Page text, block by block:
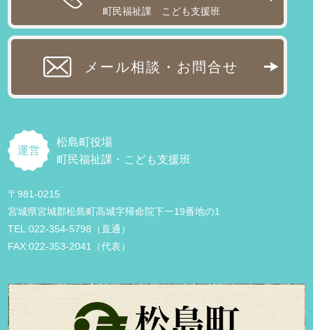
町民福祉課 こども支援班
メール相談・お問合せ
運営
松島町役場
町民福祉課・こども支援班
〒981-0215
宮城県宮城郡松島町高城字帰命院下一19番地の1
TEL:022-354-5798（直通）
FAX:022-353-2041（代表）